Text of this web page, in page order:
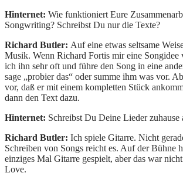
Hinternet: Wie funktioniert Eure
Songwriting? Schreibst Du nur die Texte?
Richard Butler: Auf eine etwas seltsame
Musik. Wenn Richard Fortis mir eine Songidee
ich ihn sehr oft und führe den Song in eine
sage „probier das“ oder summe ihm was vor.
vor, daß er mit einem kompletten Stück
dann den Text dazu.
Hinternet: Schreibst Du Deine Lieder
Richard Butler: Ich spiele Gitarre. Nicht
Schreiben von Songs reicht es. Auf der Bühne
einziges Mal Gitarre gespielt, aber das war
Love.